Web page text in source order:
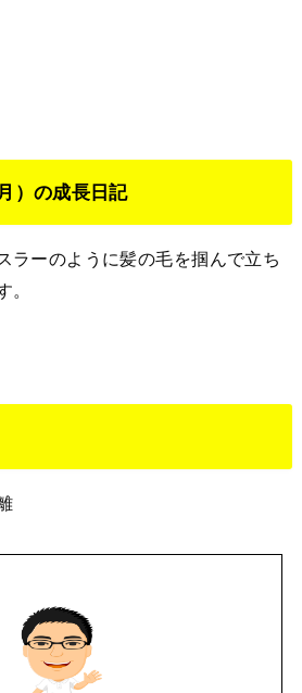
）の成長日記
ラーのように髪の毛を掴んで立ち
。